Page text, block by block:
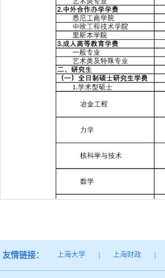
友情链接： 上海大学 上海财政